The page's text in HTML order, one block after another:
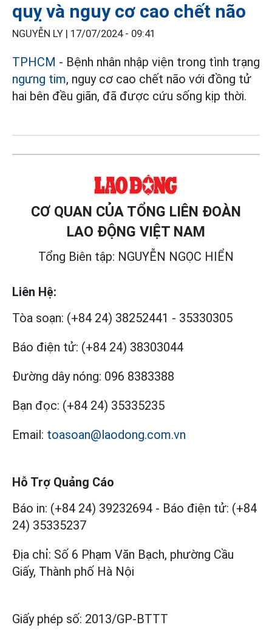
quỵ và nguy cơ cao chết não
NGUYỄN LY | 17/07/2024 - 09:41
TPHCM - Bệnh nhân nhập viện trong tình trạng
ngưng tim, nguy cơ cao chết não với đồng tử
hai bên đều giãn, đã được cứu sống kịp thời.
CƠ QUAN CỦA TỔNG LIÊN ĐOÀN
LAO ĐỘNG VIỆT NAM
Tổng Biên tập: NGUYỄN NGỌC HIỂN
Liên Hệ:
Tòa soạn: (+84 24) 38252441 - 35330305
Báo điện tử: (+84 24) 38303044
Đường dây nóng: 096 8383388
Bạn đọc: (+84 24) 35335235
Email: toasoan@laodong.com.vn
Hỗ Trợ Quảng Cáo
Báo in: (+84 24) 39232694 - Báo điện tử: (+84
24) 35335237
Địa chỉ: Số 6 Phạm Văn Bạch, phường Cầu
Giấy, Thành phố Hà Nội
Giấy phép số: 2013/GP-BTTT